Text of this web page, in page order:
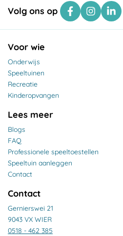
Volg ons op
Voor wie
Onderwijs
Speeltuinen
Recreatie
Kinderopvangen
Lees meer
Blogs
FAQ
Professionele speeltoestellen
Speeltuin aanleggen
Contact
Contact
Gernierswei 21
9043 VX WIER
0518 - 462 385